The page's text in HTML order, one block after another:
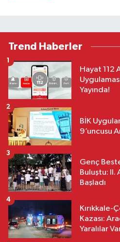
Trend Haberler
Hayat 112
Yayında!
1
BİK
9’uncusu
2
Genç
Buluştu: II.
Başladı
3
Kırıkkale-
Kazası:
Yaralılar
4